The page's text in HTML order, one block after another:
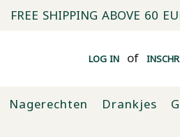
FREE SHIPPING ABOVE 60
LOG IN of
Nagerechten Drankjes